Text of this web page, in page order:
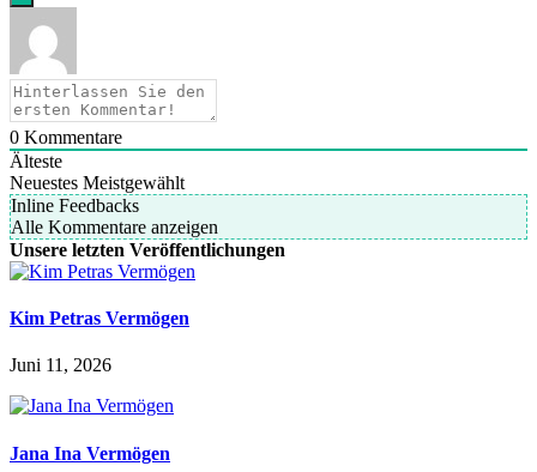
0 Kommentare
Älteste
Neuestes Meistgewählt
Inline Feedbacks
Alle Kommentare anzeigen
Unsere letzten Veröffentlichungen
Kim Petras Vermögen
Juni 11, 2026
Jana Ina Vermögen